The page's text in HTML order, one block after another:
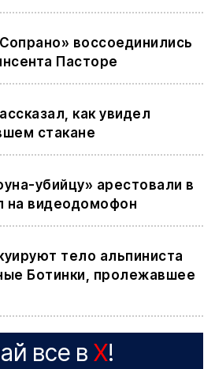
воссоединились
Пасторе
как увидел
стакане
убийцу» арестовали в
видеодомофон
тело альпиниста
Ботинки, пролежавшее
все в X!